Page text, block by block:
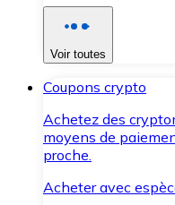
Voir toutes
Coupons crypto
Achetez des
moyens de
proche.
Acheter avec